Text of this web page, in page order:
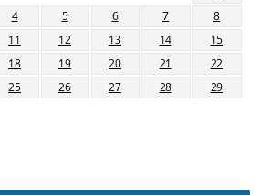
4 5 6 7
8
11 12 13 14
15
18 19 20 21
22
25 26 27 28
29